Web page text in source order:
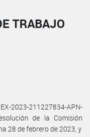
TRABAJO
2023-211227834-APN-
de la Comisión
28 de febrero de 2023, y